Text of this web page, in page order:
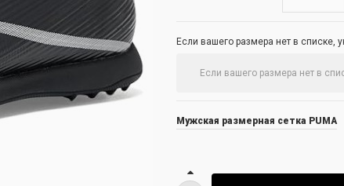
Если вашего размера нет в списке,
Мужская размерная сетка PUMA